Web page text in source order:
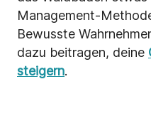
Management-
Bewusste
dazu beitragen, deine
steigern.